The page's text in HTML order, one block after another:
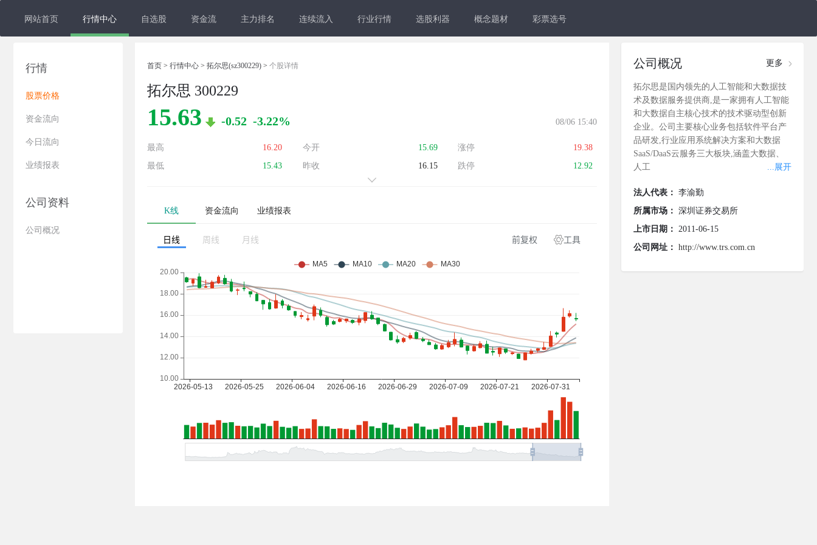
网站首页 行情中心 自选股 资金流 主力排名 连续流入 行业行情 选股利器 概念题材 彩票选号
行情
股票价格
资金流向
今日流向
业绩报表
公司资料
公司概况
公司概况 更多
拓尔思是国内领先的人工智能和大数据技
术及数据服务提供商,是一家拥有人工智能
和大数据自主核心技术的技术驱动型创新
企业。公司主要核心业务包括软件平台产
品研发,行业应用系统解决方案和大数据
SaaS/DaaS云服务三大板块,涵盖大数据、
人工
...展开
法人代表： 李渝勤
所属市场： 深圳证券交易所
上市日期： 2011-06-15
公司网址： http://www.trs.com.cn
首页 > 行情中心 > 拓尔思(sz300229) > 个股详情
拓尔思 300229
15.63 -0.52 -3.22% 08/06 15:40
最高 16.20 今开 15.69 涨停
19.38
最低
15.43 昨收 16.15 跌停 12.92
K线 资金流向 业绩报表